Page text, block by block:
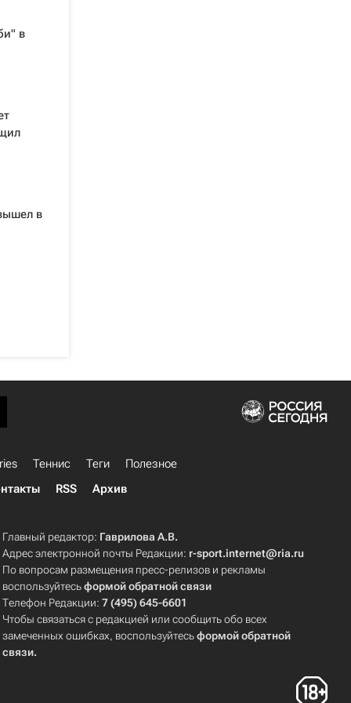
в
в
Теннис Теги
Полезное
RSS Архив
Главный редактор: Гаврилова А.В.
Адрес электронной почты Редакции: r-sport.internet@ria.ru
По вопросам размещения пресс-релизов и рекламы
воспользуйтесьформой обратной связи
Телефон Редакции:7 (495) 645-6601
Чтобы связаться с редакцией или сообщить обо всех
замеченных ошибках, воспользуйтесьформой обратной
связи.